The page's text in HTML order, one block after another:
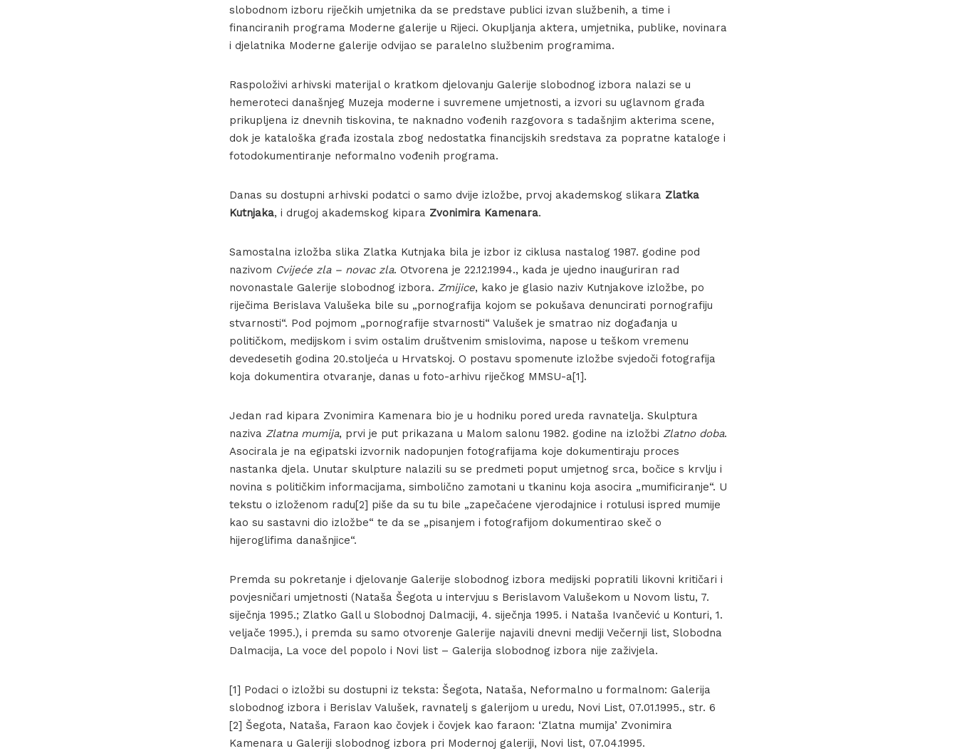
slobodnom izboru riječkih umjetnika da se predstave publici izvan službenih, a time i
financiranih programa Moderne galerije u Rijeci. Okupljanja aktera, umjetnika, publike, novinara
i djelatnika Moderne galerije odvijao se paralelno službenim programima.
Raspoloživi arhivski materijal o kratkom djelovanju Galerije slobodnog izbora nalazi se u
hemeroteci današnjeg Muzeja moderne i suvremene umjetnosti, a izvori su uglavnom građa
prikupljena iz dnevnih tiskovina, te naknadno vođenih razgovora s tadašnjim akterima scene,
dok je kataloška građa izostala zbog nedostatka financijskih sredstava za popratne kataloge i
fotodokumentiranje neformalno vođenih programa.
Danas su dostupni arhivski podatci o samo dvije izložbe, prvoj akademskog slikara Zlatka
Kutnjaka, i drugoj akademskog kipara Zvonimira Kamenara.
Samostalna izložba slika Zlatka Kutnjaka bila je izbor iz ciklusa nastalog 1987. godine pod
nazivom Cvijeće zla – novac zla. Otvorena je 22.12.1994., kada je ujedno inauguriran rad
novonastale Galerije slobodnog izbora. Zmijice, kako je glasio naziv Kutnjakove izložbe, po
riječima Berislava Valušeka bile su „pornografija kojom se pokušava denuncirati pornografiju
stvarnosti“. Pod pojmom „pornografije stvarnosti“ Valušek je smatrao niz događanja u
političkom, medijskom i svim ostalim društvenim smislovima, napose u teškom vremenu
devedesetih godina 20.stoljeća u Hrvatskoj. O postavu spomenute izložbe svjedoči fotografija
koja dokumentira otvaranje, danas u foto-arhivu riječkog MMSU-a[1].
Jedan rad kipara Zvonimira Kamenara bio je u hodniku pored ureda ravnatelja. Skulptura
naziva Zlatna mumija, prvi je put prikazana u Malom salonu 1982. godine na izložbi Zlatno doba.
Asocirala je na egipatski izvornik nadopunjen fotografijama koje dokumentiraju proces
nastanka djela. Unutar skulpture nalazili su se predmeti poput umjetnog srca, bočice s krvlju i
novina s političkim informacijama, simbolično zamotani u tkaninu koja asocira „mumificiranje“. U
tekstu o izloženom radu[2] piše da su tu bile „zapečaćene vjerodajnice i rotulusi ispred mumije
kao su sastavni dio izložbe“ te da se „pisanjem i fotografijom dokumentirao skeč o
hijeroglifima današnjice“.
Premda su pokretanje i djelovanje Galerije slobodnog izbora medijski popratili likovni kritičari i
povjesničari umjetnosti (Nataša Šegota u intervjuu s Berislavom Valušekom u Novom listu, 7.
siječnja 1995.; Zlatko Gall u Slobodnoj Dalmaciji, 4. siječnja 1995. i Nataša Ivančević u Konturi, 1.
veljače 1995.), i premda su samo otvorenje Galerije najavili dnevni mediji Večernji list, Slobodna
Dalmacija, La voce del popolo i Novi list – Galerija slobodnog izbora nije zaživjela.
[1] Podaci o izložbi su dostupni iz teksta: Šegota, Nataša, Neformalno u formalnom: Galerija
slobodnog izbora i Berislav Valušek, ravnatelj s galerijom u uredu, Novi List, 07.01.1995., str. 6
[2] Šegota, Nataša, Faraon kao čovjek i čovjek kao faraon: ‘Zlatna mumija’ Zvonimira
Kamenara u Galeriji slobodnog izbora pri Modernoj galeriji, Novi list, 07.04.1995.